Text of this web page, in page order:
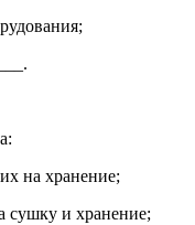
на хранение;
сушку и хранение;